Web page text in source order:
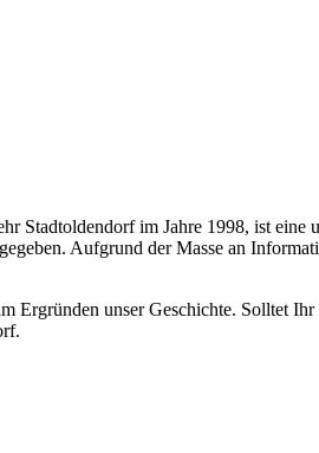
Stadtoldendorf im Jahre 1998, ist
Aufgrund der Masse an
Ergründen unser Geschichte. Solltet